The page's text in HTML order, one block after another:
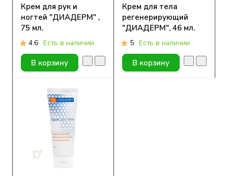
Крем для рук и
ногтей "ДИАДЕРМ" ,
75 мл.
4.6 Есть в наличии
В корзину
Крем для тела
регенерирующий
"ДИАДЕРМ", 46 мл.
5 Есть в наличии
В корзину